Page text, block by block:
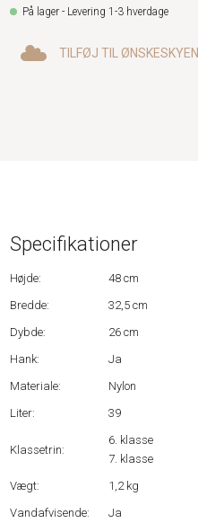
På lager - Levering 1-3 hverdage
TILFØJ TIL ØNSKESKYEN
Specifikationer
Højde:
48 cm
Bredde:
32,5 cm
Dybde:
26 cm
Hank:
Ja
Materiale:
Nylon
Liter:
39
Klassetrin:
6. klasse
7. klasse
Vægt:
1,2 kg
Vandafvisende:
Ja